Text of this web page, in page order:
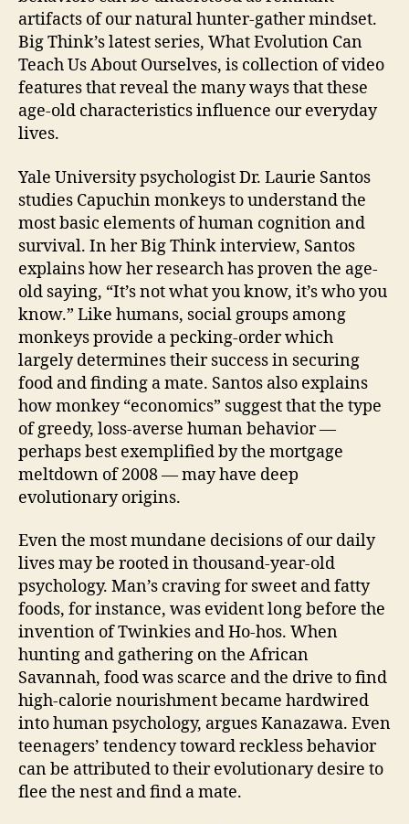
artifacts of our natural hunter-gather mindset.
Big Think’s latest series, What Evolution Can
Teach Us About Ourselves, is collection of video
features that reveal the many ways that these
age-old characteristics influence our everyday
lives.
Yale University psychologist Dr. Laurie Santos
studies Capuchin monkeys to understand the
most basic elements of human cognition and
survival. In her Big Think interview, Santos
explains how her research has proven the age-
old saying, “It’s not what you know, it’s who you
know.” Like humans, social groups among
monkeys provide a pecking-order which
largely determines their success in securing
food and finding a mate. Santos also explains
how monkey “economics” suggest that the type
of greedy, loss-averse human behavior —
perhaps best exemplified by the mortgage
meltdown of 2008 — may have deep
evolutionary origins.
Even the most mundane decisions of our daily
lives may be rooted in thousand-year-old
psychology. Man’s craving for sweet and fatty
foods, for instance, was evident long before the
invention of Twinkies and Ho-hos. When
hunting and gathering on the African
Savannah, food was scarce and the drive to find
high-calorie nourishment became hardwired
into human psychology, argues Kanazawa. Even
teenagers’ tendency toward reckless behavior
can be attributed to their evolutionary desire to
flee the nest and find a mate.